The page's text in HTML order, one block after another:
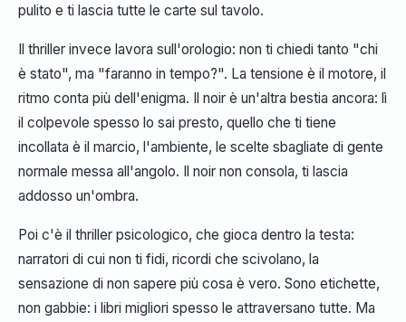
pulito e ti lascia tutte le carte sul tavolo.
Il thriller invece lavora sull'orologio: non ti chiedi tanto "chi
è stato", ma "faranno in tempo?". La tensione è il motore, il
ritmo conta più dell'enigma. Il noir è un'altra bestia ancora: lì
il colpevole spesso lo sai presto, quello che ti tiene
incollata è il marcio, l'ambiente, le scelte sbagliate di gente
normale messa all'angolo. Il noir non consola, ti lascia
addosso un'ombra.
Poi c'è il thriller psicologico, che gioca dentro la testa:
narratori di cui non ti fidi, ricordi che scivolano, la
sensazione di non sapere più cosa è vero. Sono etichette,
non gabbie: i libri migliori spesso le attraversano tutte. Ma